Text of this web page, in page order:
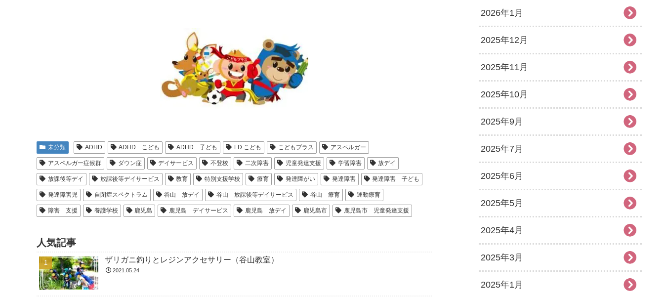
未分類 ADHD ADHD こども ADHD 子ども LD こども こどもプラス アスペルガー
アスペルガー症候群 ダウン症 デイサービス 不登校 二次障害 児童発達支援 学習障害 放デイ
放課後等デイ 放課後等デイサービス 教育 特別支援学校 療育 発達障がい 発達障害 発達障害 子ども
発達障害児 自閉症スペクトラム 谷山 放デイ 谷山 放課後等デイサービス 谷山 療育 運動療育
障害 支援 養護学校 鹿児島 鹿児島 デイサービス 鹿児島 放デイ 鹿児島市 鹿児島市 児童発達支援
人気記事
ザリガニ釣りとレジンアクセサリー（谷山教室）
2021.05.24
2026年1月
2025年12月
2025年11月
2025年10月
2025年9月
2025年7月
2025年6月
2025年5月
2025年4月
2025年3月
2025年1月